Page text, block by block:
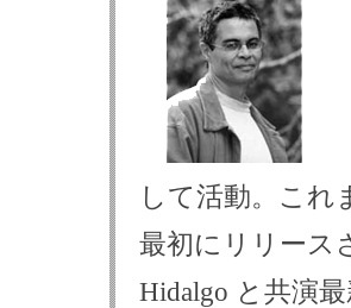
して活動。これ
最初にリリース
Hidalgo と共演